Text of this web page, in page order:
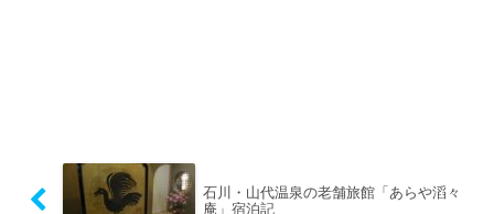
石川・山代温泉の老舗旅館「あらや滔々
庵」宿泊記